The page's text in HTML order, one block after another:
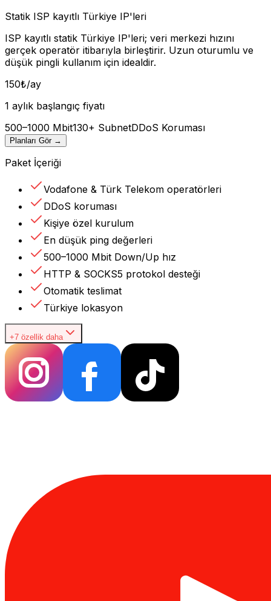
Statik ISP kayıtlı Türkiye IP'leri
ISP kayıtlı statik Türkiye IP'leri; veri merkezi hızını
gerçek operatör itibarıyla birleştirir. Uzun oturumlu ve
düşük pingli kullanım için idealdir.
150₺/ay
1 aylık başlangıç fiyatı
500–1000 Mbit130+ SubnetDDoS Koruması
Planları Gör →
Paket İçeriği
Vodafone & Türk Telekom operatörleri
DDoS koruması
Kişiye özel kurulum
En düşük ping değerleri
500–1000 Mbit Down/Up hız
HTTP & SOCKS5 protokol desteği
Otomatik teslimat
Türkiye lokasyon
+7 özellik daha